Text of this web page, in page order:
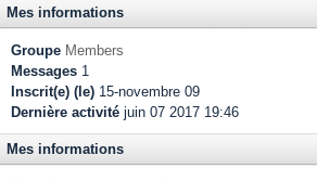
Mes informations
Groupe Members
Messages 1
Inscrit(e) (le) 15-novembre 09
Dernière activité juin 07 2017 19:46
Mes informations